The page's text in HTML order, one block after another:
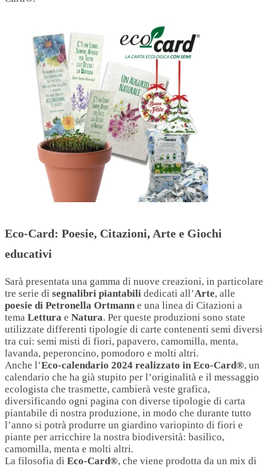
Eco-Card: Poesie, Citazioni, Arte e Giochi
educativi
Sarà presentata una gamma di nuove creazioni, in particolare
tre serie di segnalibri piantabili dedicati all’Arte, alle
poesie di Petronella Ortmann e una linea di Citazioni a
tema Lettura e Natura. Per queste produzioni sono state
utilizzate differenti tipologie di carte contenenti semi diversi
tra cui: semi misti di fiori, papavero, camomilla, menta,
lavanda, peperoncino, pomodoro e molti altri.
Anche l’Eco-calendario 2024 realizzato in Eco-Card®, un
calendario che ha già stupito per l’originalità e il messaggio
ecologista che trasmette, cambierà veste grafica,
diversificando ogni pagina con diverse tipologie di carta
piantabile di nostra produzione, in modo che durante tutto
l’anno si potrà produrre un giardino variopinto di fiori e
piante per arricchire la nostra biodiversità: basilico,
camomilla, menta e molti altri.
La filosofia di Eco-Card®, che viene prodotta da un mix di